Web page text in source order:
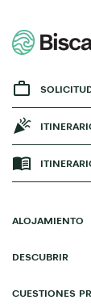
ALOJAMIENTO
DESCUBRIR
CUESTIONES